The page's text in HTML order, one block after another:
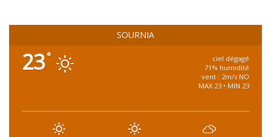
SOURNIA
23°
ciel dégagé
71% humidité
vent : 2m/s NO
MAX 23 • MIN 23